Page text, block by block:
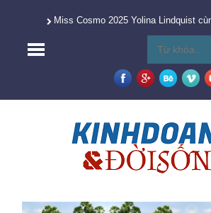
Miss Cosmo 2025 Yolina Lindquist